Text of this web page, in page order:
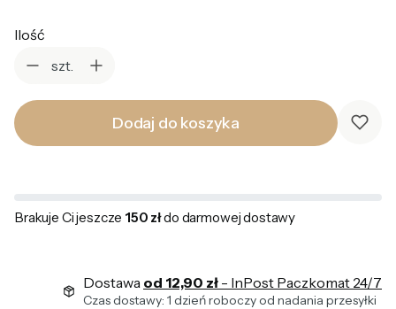
Ilość
szt.
Dodaj do koszyka
Brakuje Ci jeszcze 150 złdo darmowej dostawy
Dostawa od 12,90 zł - InPost Paczkomat 24/7
Czas dostawy: 1 dzień roboczy od nadania przesyłki